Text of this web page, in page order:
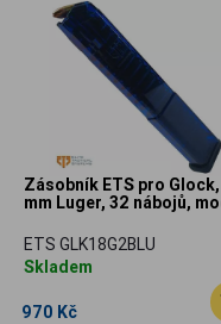
Zásobník ETS pro
mm Luger, 32 nábojů,
ETS GLK18G2BLU
Skladem
970 Kč